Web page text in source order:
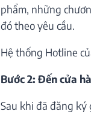
phẩm, những
đó theo yêu cầu.
Hệ thống Hotline
Bước 2: Đến cửa
Sau khi đã đăng ký